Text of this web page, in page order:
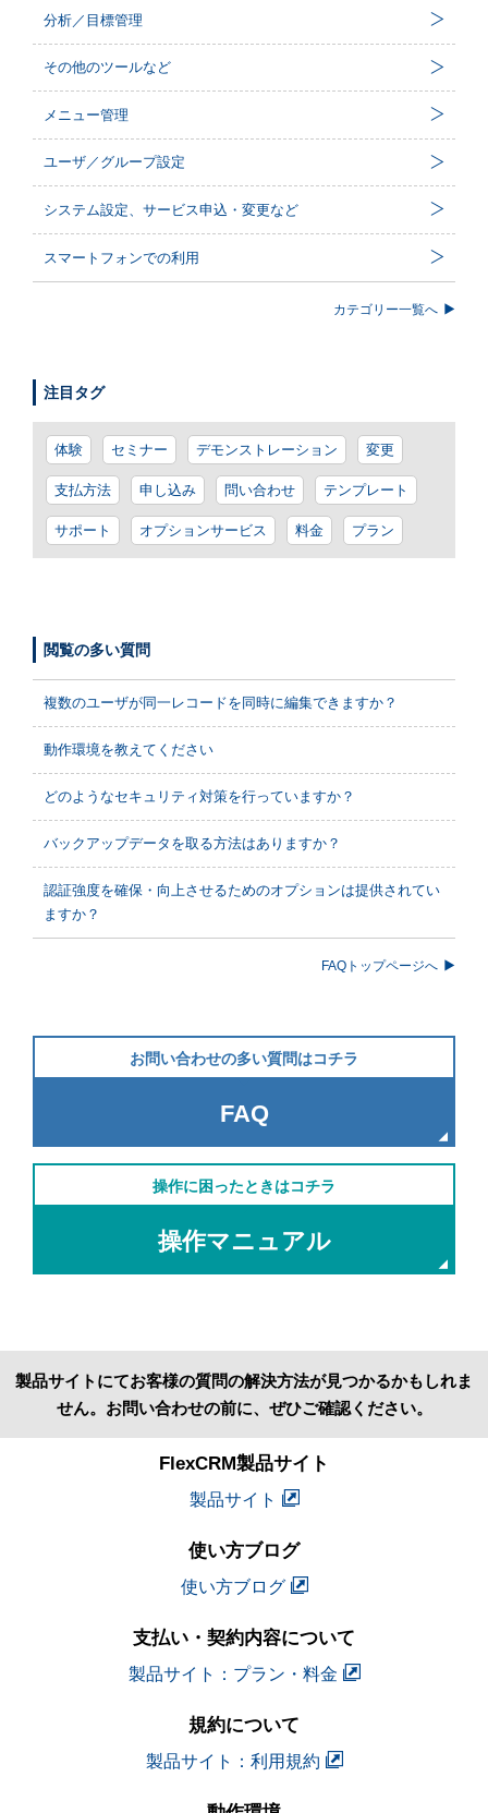
分析／目標管理
その他のツールなど
メニュー管理
ユーザ／グループ設定
システム設定、サービス申込・変更など
スマートフォンでの利用
カテゴリー一覧へ
注目タグ
体験 セミナー デモンストレーション 変更
支払方法 申し込み 問い合わせ テンプレート
サポート オプションサービス 料金 プラン
閲覧の多い質問
複数のユーザが同一レコードを同時に編集できますか？
動作環境を教えてください
どのようなセキュリティ対策を行っていますか？
バックアップデータを取る方法はありますか？
認証強度を確保・向上させるためのオプションは提供されてい
ますか？
FAQトップページへ
お問い合わせの多い質問はコチラ
FAQ
操作に困ったときはコチラ
操作マニュアル
製品サイトにてお客様の質問の解決方法が見つかるかもしれま
せん。お問い合わせの前に、ぜひご確認ください。
FlexCRM製品サイト
製品サイト
使い方ブログ
使い方ブログ
支払い・契約内容について
製品サイト：プラン・料金
規約について
製品サイト：利用規約